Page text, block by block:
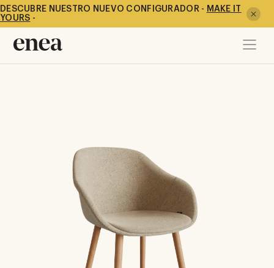
DESCUBRE NUESTRO NUEVO CONFIGURADOR - MAKE IT
YOURS -